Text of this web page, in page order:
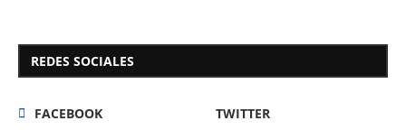
REDES SOCIALES
FACEBOOK
TWITTER